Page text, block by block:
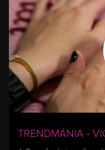
/
TRENDMÁNIA -